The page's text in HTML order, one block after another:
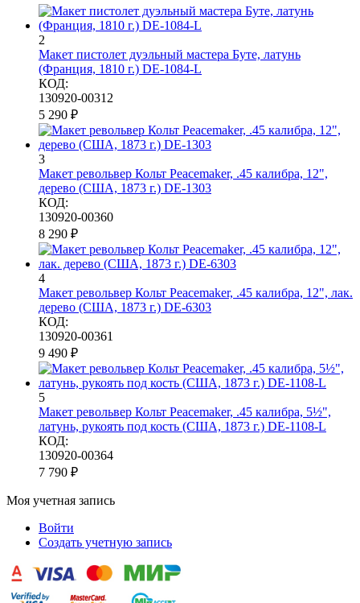
2
Макет пистолет дуэльный мастера Буте, латунь
(Франция, 1810 г.) DE-1084-L
КОД:
130920-00312
5 290 ₽
3
Макет револьвер Кольт Peacemaker, .45 калибра, 12",
дерево (США, 1873 г.) DE-1303
КОД:
130920-00360
8 290 ₽
4
Макет револьвер Кольт Peacemaker, .45 калибра, 12", лак.
дерево (США, 1873 г.) DE-6303
КОД:
130920-00361
9 490 ₽
5
Макет револьвер Кольт Peacemaker, .45 калибра, 5½",
латунь, рукоять под кость (США, 1873 г.) DE-1108-L
КОД:
130920-00364
7 790 ₽
Моя учетная запись
Войти
Создать учетную запись